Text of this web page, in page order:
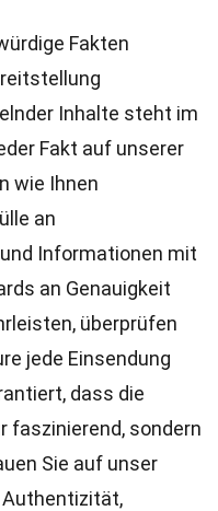
Fakten
Inhalte steht im
Fakt auf unserer
wie Ihnen
an
Informationen mit
an Genauigkeit
überprüfen
jede Einsendung
dass die
faszinierend, sondern
Sie auf unser
Authentizität,